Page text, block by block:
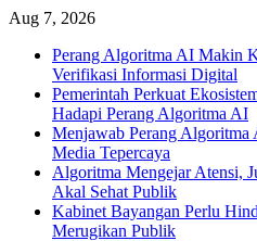
Skip
content
Aug 7, 2026
Perang Algoritma AI Makin
Verifikasi Informasi Digital
Pemerintah Perkuat
Hadapi Perang Algoritma AI
Menjawab Perang Algoritma
Media Tepercaya
Algoritma Mengejar Atensi,
Akal Sehat Publik
Kabinet Bayangan Perlu
Merugikan Publik